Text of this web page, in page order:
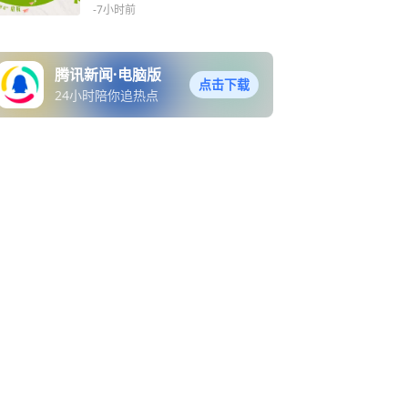
-7小时前
腾讯新闻·电脑版
24小时陪你追热点
点击下载